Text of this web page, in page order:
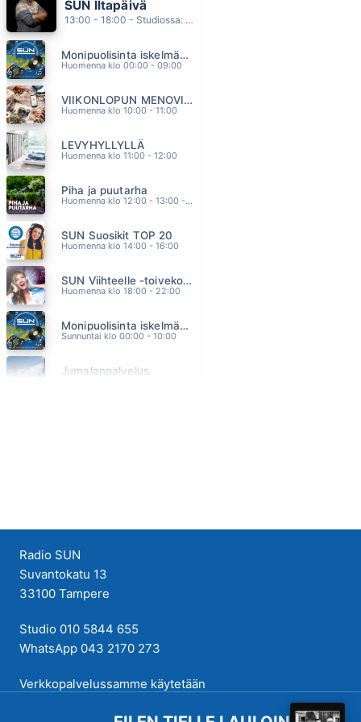
ANNA MA PUHALLAN
POJATKIN ITKEE
HAFANANA
ÄLÄ PELKÄÄ MUA
TIE AJATUKSIIN
SUN Iltapäivä
13:00 - 18:00 - Studiossa: Kaisu Lämsä
Monipuolisinta iskelmää ja parasta poppia
Huomenna klo 00:00 - 09:00
VIIKONLOPUN MENOVINKIT
Huomenna klo 10:00 - 11:00
LEVYHYLLYLLÄ
Huomenna klo 11:00 - 12:00
Piha ja puutarha
Huomenna klo 12:00 - 13:00 - Studiossa: Pinsiön Taimisto
SUN Suosikit TOP 20
Huomenna klo 14:00 - 16:00
SUN Viihteelle -toivekonsertti
Huomenna klo 18:00 - 22:00
Monipuolisinta iskelmää ja parasta poppia
Sunnuntai klo 00:00 - 10:00
Jumalanpalvelus
Radio SUN
Suvantokatu 13
33100 Tampere
Studio 010 5844 655
WhatsApp 043 2170 273
Verkkopalvelussamme käytetään